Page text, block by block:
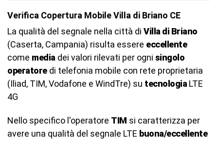
Verifica Copertura Mobile Villa di Briano CE
La qualità del segnale nella città di Villa di Briano
(Caserta, Campania) risulta essere eccellente
come media dei valori rilevati per ogni singolo
operatoredi telefonia mobile con rete proprietaria
(Iliad, TIM, Vodafone e WindTre) su tecnologia LTE
4G
Nello specifico l'operatore TIM si caratterizza per
avere una qualità del segnale LTE buona/eccellente